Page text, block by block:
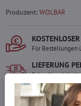
Produzent: WOLBAR
Für Bestellungen
LIEFERUNG
Schnell und direkt
SICHERE
Gesicherte